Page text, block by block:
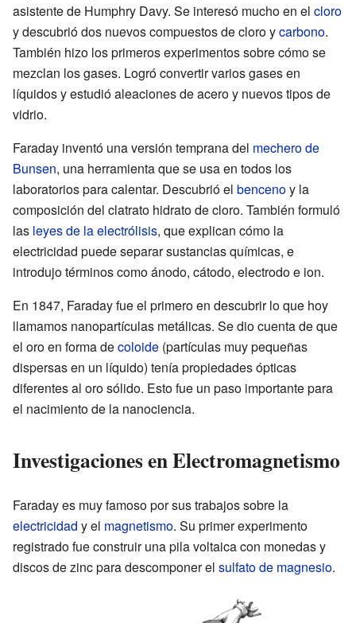
asistente de Humphry Davy. Se interesó mucho en el cloro
y descubrió dos nuevos compuestos de cloro ycarbono.
También hizo los primeros experimentos sobre cómo se
mezclan los gases. Logró convertir varios gases en
líquidos y estudió aleaciones de acero y nuevos tipos de
vidrio.
Faraday inventó una versión temprana del mechero de
Bunsen, una herramienta que se usa en todos los
laboratorios para calentar. Descubrió el bencenoy la
composición del clatrato hidrato de cloro. También formuló
las leyes de la electrólisis, que explican cómo la
electricidad puede separar sustancias químicas, e
introdujo términos como ánodo, cátodo, electrodo e ion.
En 1847, Faraday fue el primero en descubrir lo que hoy
llamamos nanopartículas metálicas. Se dio cuenta de que
el oro en forma decoloide (partículas muy pequeñas
dispersas en un líquido) tenía propiedades ópticas
diferentes al oro sólido. Esto fue un paso importante para
el nacimiento de la nanociencia.
Investigaciones en Electromagnetismo
Faraday es muy famoso por sus trabajos sobre la
electricidad y el magnetismo. Su primer experimento
registrado fue construir una pila voltaica con monedas y
discos de zinc para descomponer el sulfato de magnesio.